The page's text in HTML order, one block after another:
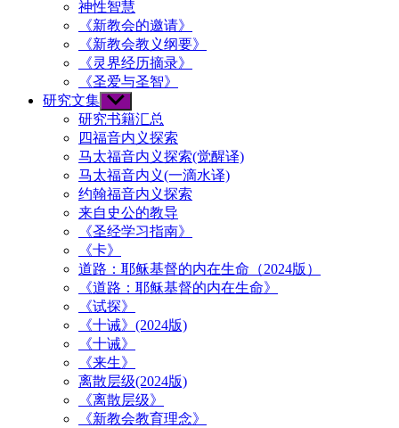
神性智慧
《新教会的邀请》
《新教会教义纲要》
《灵界经历摘录》
《圣爱与圣智》
研究文集 Show
sub
menu
研究书籍汇总
四福音内义探索
马太福音内义探索(觉醒译)
马太福音内义(一滴水译)
约翰福音内义探索
来自史公的教导
《圣经学习指南》
《卡》
道路：耶稣基督的内在生命（2024版）
《道路：耶稣基督的内在生命》
《试探》
《十诫》(2024版)
《十诫》
《来生》
离散层级(2024版)
《离散层级》
《新教会教育理念》